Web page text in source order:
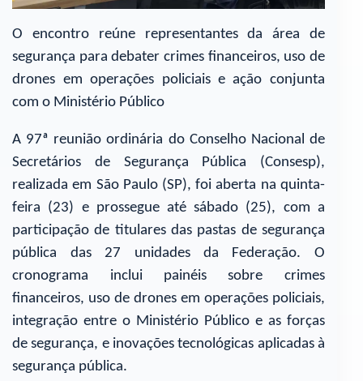
O encontro reúne representantes da área de
segurança para debater crimes financeiros, uso de
drones em operações policiais e ação conjunta
com o Ministério Público
A 97ª reunião ordinária do Conselho Nacional de
Secretários de Segurança Pública (Consesp),
realizada em São Paulo (SP), foi aberta na quinta-
feira (23) e prossegue até sábado (25), com a
participação de titulares das pastas de segurança
pública das 27 unidades da Federação. O
cronograma inclui painéis sobre crimes
financeiros, uso de drones em operações policiais,
integração entre o Ministério Público e as forças
de segurança, e inovações tecnológicas aplicadas à
segurança pública.